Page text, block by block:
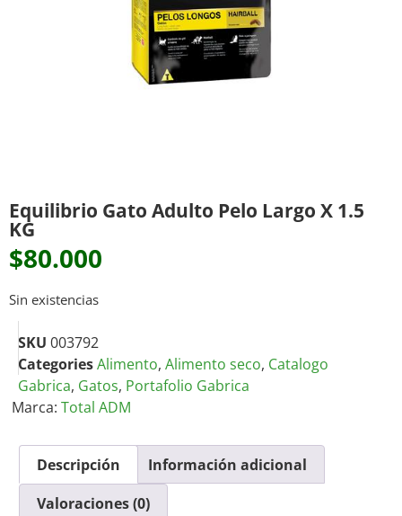
Equilibrio Gato Adulto Pelo Largo X 1.5
KG
$80.000
Sin existencias
SKU 003792
CategoriesAlimento, Alimento seco, Catalogo
Gabrica, Gatos, Portafolio Gabrica
Marca: Total ADM
Descripción
Información adicional
Valoraciones (0)